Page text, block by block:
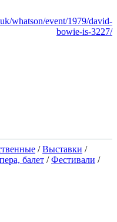
whatson/event/1979/david-
bowie-is-3227/
/Выставки /
балет /Фестивали /